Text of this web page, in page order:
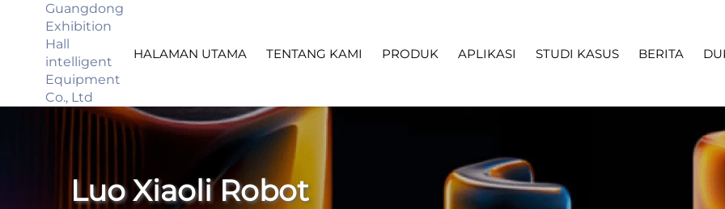
Guangdong
Exhibition
Hall
intelligent
Equipment
Co., Ltd
HALAMAN UTAMA TENTANG KAMI PRODUK APLIKASI STUDI KASUS BERITA
Luo Xiaoli Robot